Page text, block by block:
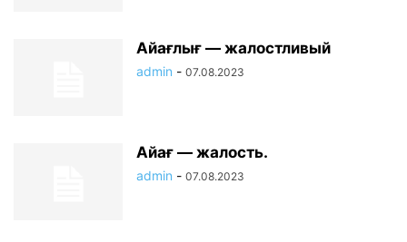
Айағлығ — жалостливый
admin - 07.08.2023
Айағ — жалость.
admin - 07.08.2023